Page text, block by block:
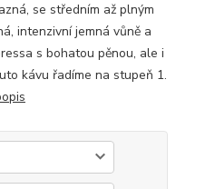
se středním až plným
intenzivní jemná vůně a
s bohatou pěnou, ale i
kávu řadíme na stupeň 1.